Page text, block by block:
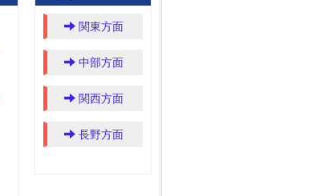
関東方面
中部方面
関西方面
長野方面